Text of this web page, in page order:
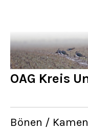
OAG Kreis
Bönen /